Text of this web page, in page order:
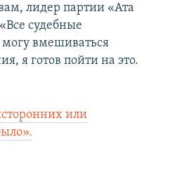
лидер партии «Ата
судебные
могу вмешиваться
я готов пойти на это.
или